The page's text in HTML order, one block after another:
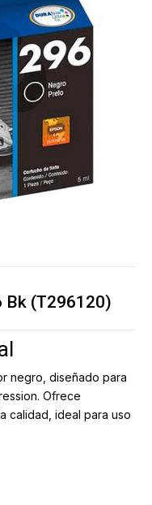
Bk (T296120)
negro, diseñado para
Ofrece
calidad, ideal para uso